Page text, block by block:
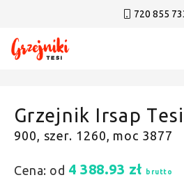
720 855
Grzejnik Irsap
900, szer. 1260, moc 3877
Cena: od 4 388.93 zł brutto